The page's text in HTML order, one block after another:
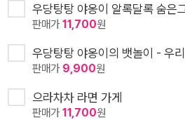
우당탕탕 야옹이 알록달록 숨은
판매가11,700원
우당탕탕 야옹이의 뱃놀이 - 우
판매가 9,900원
으라차차 라면 가게
판매가11,700원